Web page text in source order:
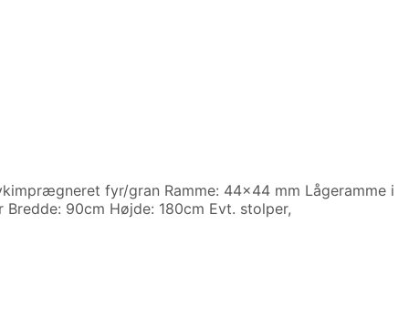
fyr/gran Ramme: 44×44 mm Lågeramme i
90cm Højde: 180cm Evt. stolper,